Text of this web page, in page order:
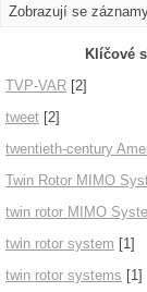
Zobrazují se
Klíčové
TVP-VAR [2]
tweet [2]
twentieth-century
Twin Rotor MIMO
twin rotor MIMO
twin rotor system [1]
twin rotor systems [1]